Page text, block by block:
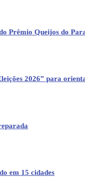
Prêmio Queijos do
2026” para
em 15 cidades